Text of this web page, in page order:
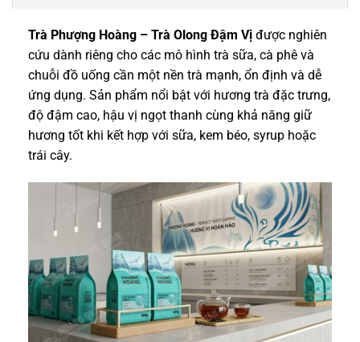
Trà Phượng Hoàng – Trà Olong Đậm Vị được nghiên
cứu dành riêng cho các mô hình trà sữa, cà phê và
chuỗi đồ uống cần một nền trà mạnh, ổn định và dễ
ứng dụng. Sản phẩm nổi bật với hương trà đặc trưng,
độ đậm cao, hậu vị ngọt thanh cùng khả năng giữ
hương tốt khi kết hợp với sữa, kem béo, syrup hoặc
trái cây.